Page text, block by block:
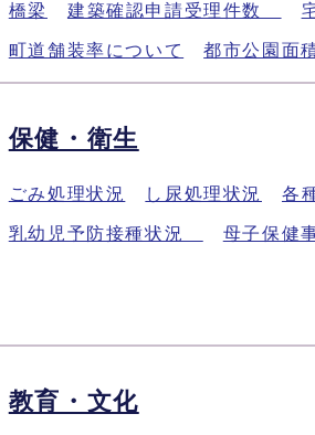
橋梁 建築確認申請受理件数
町道舗装率について 都市公園面
保健・衛生
ごみ処理状況 し尿処理状況 各
乳幼児予防接種状況 母子保健
教育・文化